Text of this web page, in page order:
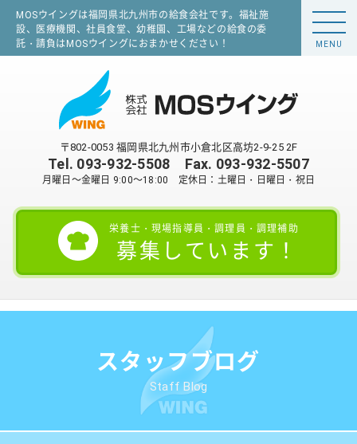
MOSウイングは福岡県北九州市の給食会社です。福祉施
設、医療機関、社員食堂、幼稚園、工場などの給食の委
託・請負はMOSウイングにおまかせください！
〒802-0053 福岡県北九州市小倉北区高坊2-9-25 2F
Tel. 093-932-5508 Fax. 093-932-5507
月曜日～金曜日 9:00～18:00 定休日：土曜日・日曜日・祝日
栄養士・現場指導員・調理員・調理補助
募集しています！
MENU
スタッフブログ
Staff Blog